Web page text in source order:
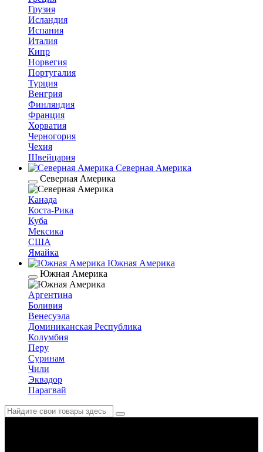
Грузия
Исландия
Испания
Италия
Кипр
Норвегия
Португалия
Турция
Венгрия
Финляндия
Франция
Хорватия
Черногория
Чехия
Швейцария
Северная Америка
Северная Америка
Канада
Коста-Рика
Куба
Мексика
США
Ямайка
Южная Америка
Южная Америка
Аргентина
Боливия
Венесуэла
Доминиканская Республика
Колумбия
Перу
Суринам
Чили
Эквадор
Парагвай